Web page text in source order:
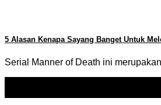
5 Alasan Kenapa Sayang Banget Untuk
Serial Manner of Death ini